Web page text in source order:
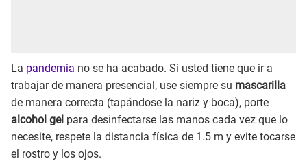
La pandemia no se ha acabado. Si usted tiene que ir a
trabajar de manera presencial, use siempre su mascarilla
de manera correcta (tapándose la nariz y boca), porte
alcohol gel para desinfectarse las manos cada vez que lo
necesite, respete la distancia física de 1.5 m y evite tocarse
el rostro y los ojos.